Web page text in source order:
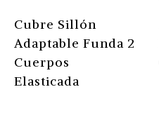
Cubre Sillón
Adaptable Funda 2
Cuerpos
Elasticada